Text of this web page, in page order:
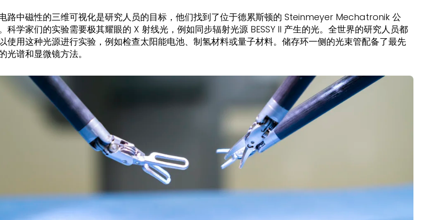
路中磁性的三维可视化是研究人员的目标，他们找到了位于德累斯顿的 Steinmeyer Mechatronik 公
科学家们的实验需要极其耀眼的 X 射线光，例如同步辐射光源 BESSY II 产生的光。全世界的研究人员都
使用这种光源进行实验，例如检查太阳能电池、制氢材料或量子材料。储存环一侧的光束管配备了最先
光谱和显微镜方法。